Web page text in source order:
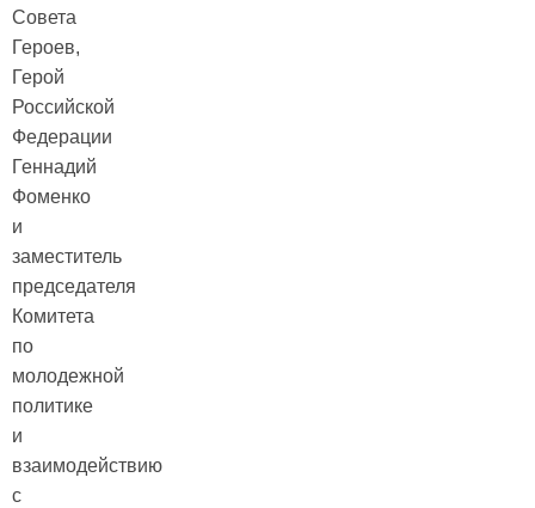
Совета
Героев,
Герой
Российской
Федерации
Геннадий
Фоменко
и
заместитель
председателя
Комитета
по
молодежной
политике
и
взаимодействию
с